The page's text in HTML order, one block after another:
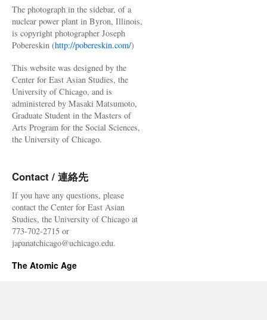
The photograph in the sidebar, of a
nuclear power plant in Byron, Illinois,
is copyright photographer Joseph
Pobereskin (http://pobereskin.com/)
This website was designed by the
Center for East Asian Studies, the
University of Chicago, and is
administered by Masaki Matsumoto,
Graduate Student in the Masters of
Arts Program for the Social Sciences,
the University of Chicago.
Contact / 連絡先
If you have any questions, please
contact the Center for East Asian
Studies, the University of Chicago at
773-702-2715 or
japanatchicago@uchicago.edu.
The Atomic Age